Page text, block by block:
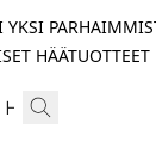
YKSI